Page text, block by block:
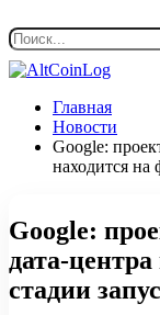
Главная
Новости
Google:
находится на
Google:
дата-
стадии